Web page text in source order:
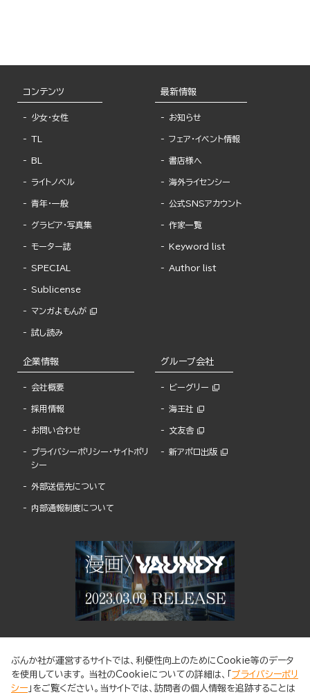
コンテンツ
少女・女性
TL
BL
ライトノベル
青年・一般
グラビア・写真集
モーター誌
SPECIAL
Sublicense
マンガよもんが
試し読み
最新情報
お知らせ
フェア・イベント情報
書店様へ
海外ライセンシー
公式SNSアカウント
作家一覧
Keyword list
Author list
企業情報
会社概要
採用情報
お問い合わせ
プライバシーポリシー・サイトポリ
シー
外部送信先について
内部通報制度について
グループ会社
ビーグリー
海王社
文友舎
新アポロ出版
ABJマークは、この電子書店・電子書籍配信サービスが、著作権者からコンテンツ使用許諾を
ぶんか社が運営するサイトでは、利便性向上のためにCookie等のデータ
を使用しています。 当社のCookieについての詳細は、「 プライバシーポリ
シー 」をご覧ください。当サイトでは、訪問者の個人情報を追跡することは